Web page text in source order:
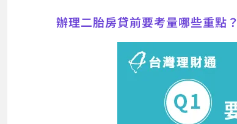
辦理二胎房貸前要考量哪些重點？